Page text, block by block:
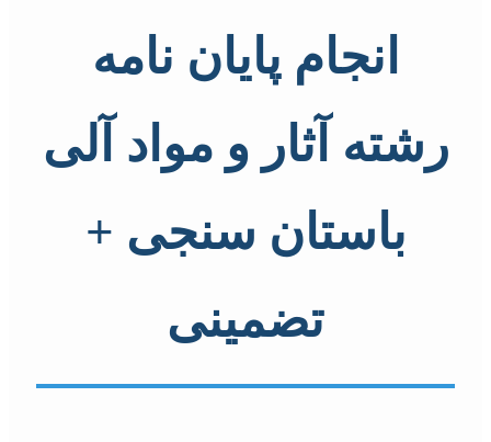
انجام پایان نامه
رشته آثار و مواد آلی
باستان سنجی +
تضمینی